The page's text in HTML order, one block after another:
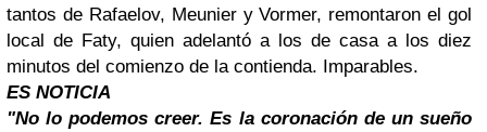
tantos de Rafaelov, Meunier y Vormer, remontaron el gol
local de Faty, quien adelantó a los de casa a los diez
minutos del comienzo de la contienda. Imparables.
ES NOTICIA
"No lo podemos creer. Es la coronación de un sueño